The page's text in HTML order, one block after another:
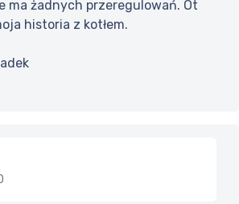
ma żadnych przeregulowań. Ot
historia z kotłem.